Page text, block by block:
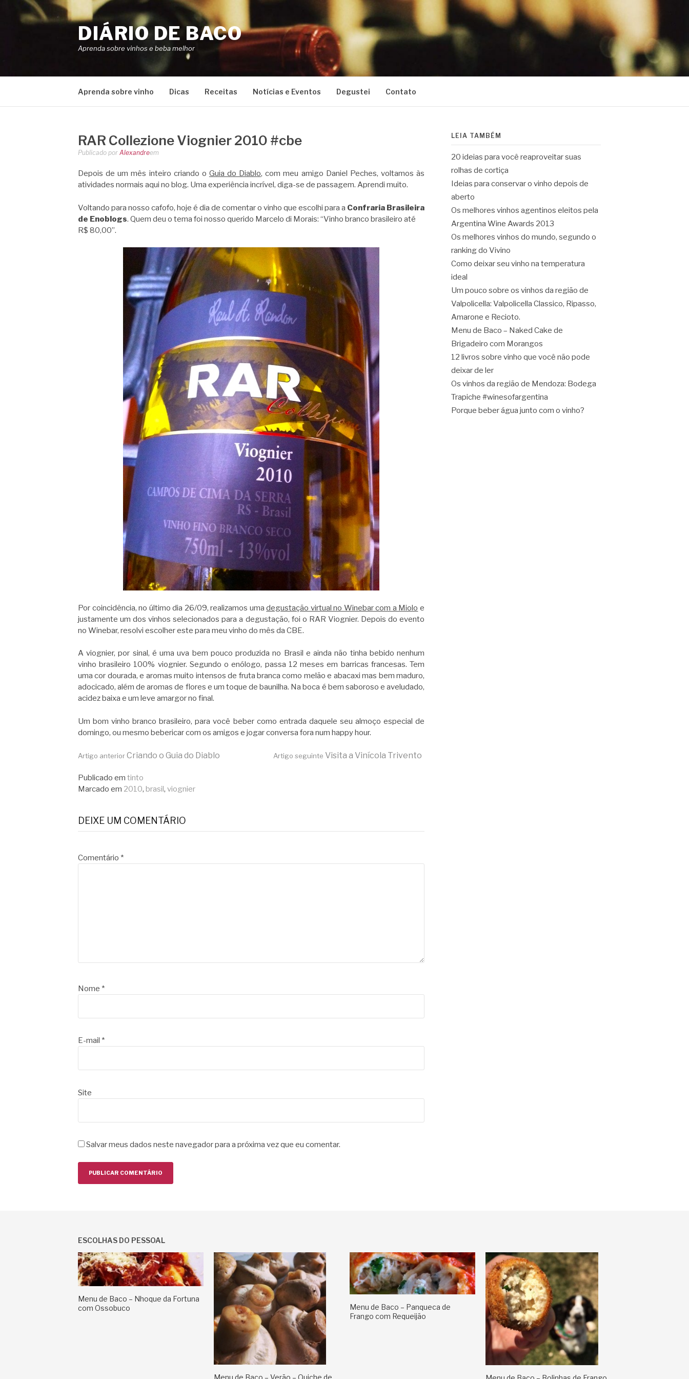
DIÁRIO DE BACO
Aprenda sobre vinhos e beba melhor
Aprenda sobre vinho Dicas Receitas Notícias e Eventos Degustei Contato
RAR Collezione Viognier 2010 #cbe
Publicado por Alexandreem
Depois de um mês inteiro criando o Guia do Diablo, com meu amigo Daniel Peches, voltamos às
atividades normais aqui no blog. Uma experiência incrível, diga-se de passagem. Aprendi muito.
Voltando para nosso cafofo, hoje é dia de comentar o vinho que escolhi para a Confraria Brasileira
de Enoblogs. Quem deu o tema foi nosso querido Marcelo di Morais: “Vinho branco brasileiro até
R$ 80,00”.
Por coincidência, no último dia 26/09, realizamos umadegustação virtual no Winebar com a Miolo e
justamente um dos vinhos selecionados para a degustação, foi o RAR Viognier. Depois do evento
no Winebar, resolvi escolher este para meu vinho do mês da CBE.
A viognier, por sinal, é uma uva bem pouco produzida no Brasil e ainda não tinha bebido nenhum
vinho brasileiro 100% viognier. Segundo o enólogo, passa 12 meses em barricas francesas. Tem
uma cor dourada, e aromas muito intensos de fruta branca como melão e abacaxi mas bem maduro,
adocicado, além de aromas de flores e um toque de baunilha. Na boca é bem saboroso e aveludado,
acidez baixa e um leve amargor no final.
Um bom vinho branco brasileiro, para você beber como entrada daquele seu almoço especial de
domingo, ou mesmo bebericar com os amigos e jogar conversa fora num happy hour.
Continue
lendo
Artigo anteriorCriando o Guia do Diablo Artigo seguinte Visita a Vinícola Trivento
Publicado em tinto
Marcado em 2010, brasil, viognier
DEIXE UM COMENTÁRIO
Comentário *
Nome *
E-mail *
Site
Salvar meus dados neste navegador para a próxima vez que eu comentar.
LEIA TAMBÉM
20 ideias para você reaproveitar suas
rolhas de cortiça
Ideias para conservar o vinho depois de
aberto
Os melhores vinhos agentinos eleitos pela
Argentina Wine Awards 2013
Os melhores vinhos do mundo, segundo o
ranking do Vivino
Como deixar seu vinho na temperatura
ideal
Um pouco sobre os vinhos da região de
Valpolicella: Valpolicella Classico, Ripasso,
Amarone e Recioto.
Menu de Baco – Naked Cake de
Brigadeiro com Morangos
12 livros sobre vinho que você não pode
deixar de ler
Os vinhos da região de Mendoza: Bodega
Trapiche #winesofargentina
Porque beber água junto com o vinho?
ESCOLHAS DO PESSOAL
Menu de Baco – Nhoque da Fortuna
com Ossobuco
Menu de Baco – Verão – Quiche de
Menu de Baco – Panqueca de
Frango com Requeijão